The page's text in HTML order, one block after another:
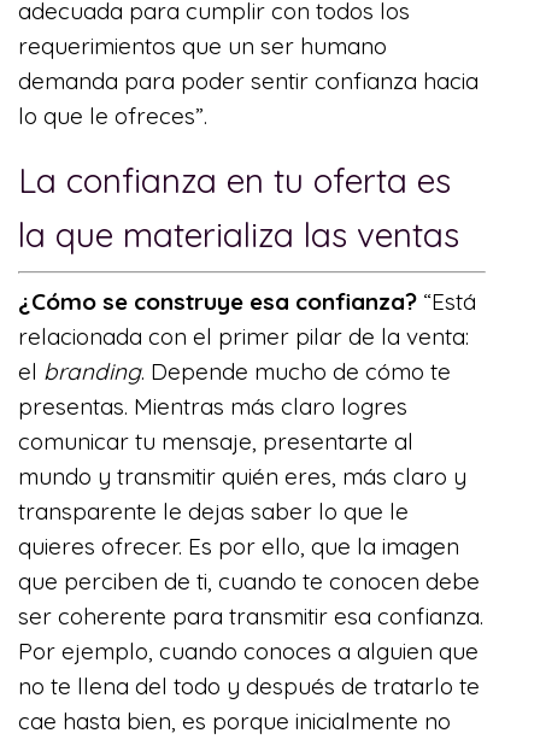
adecuada para cumplir con todos los
requerimientos que un ser humano
demanda para poder sentir confianza hacia
lo que le ofreces”.
La confianza en tu oferta es
la que materializa las ventas
¿Cómo se construye esa confianza? “Está
relacionada con el primer pilar de la venta:
el branding. Depende mucho de cómo te
presentas. Mientras más claro logres
comunicar tu mensaje, presentarte al
mundo y transmitir quién eres, más claro y
transparente le dejas saber lo que le
quieres ofrecer. Es por ello, que la imagen
que perciben de ti, cuando te conocen debe
ser coherente para transmitir esa confianza.
Por ejemplo, cuando conoces a alguien que
no te llena del todo y después de tratarlo te
cae hasta bien, es porque inicialmente no